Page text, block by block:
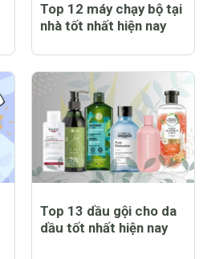
Top 12 máy chạy bộ tại
nhà tốt nhất hiện nay
Top 13 dầu gội cho da
dầu tốt nhất hiện nay